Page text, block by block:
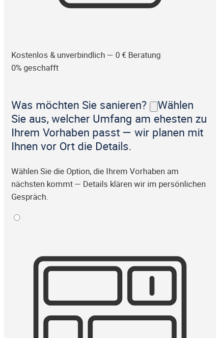
Kostenlos & unverbindlich — 0 € Beratung
0% geschafft
Was möchten Sie sanieren?
Wählen
Sie aus, welcher Umfang am ehesten zu
Ihrem Vorhaben passt — wir planen mit
Ihnen vor Ort die Details.
Wählen Sie die Option, die Ihrem Vorhaben am
nächsten kommt — Details klären wir im persönlichen
Gespräch.